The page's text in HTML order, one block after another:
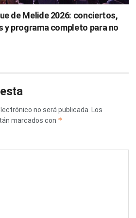
de Melide 2026: conciertos,
y programa completo para no
no será publicada. Los
marcados con *